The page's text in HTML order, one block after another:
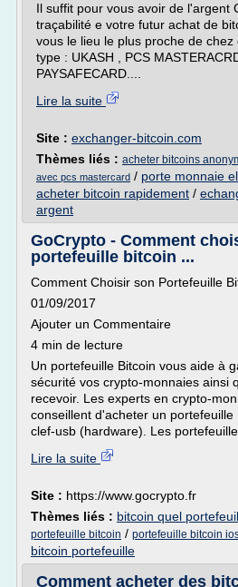
Il suffit pour vous avoir de l'argent
traçabilité e votre futur achat de
vous le lieu le plus proche de
type : UKASH , PCS
PAYSAFECARD....
Lire la suite
Site : exchanger-bitcoin.com
Thèmes liés : acheter bitcoins
avec pcs mastercard / porte monnaie
acheter bitcoin rapidement /
argent
GoCrypto - Comment
portefeuille bitcoin ...
Comment Choisir son Portefeuille
01/09/2017
Ajouter un Commentaire
4 min de lecture
Un portefeuille Bitcoin vous aide à
sécurité vos crypto-monnaies ainsi
recevoir. Les experts en crypto-
conseillent d'acheter un
clef-usb (hardware). Les
Lire la suite
Site : https://www.gocrypto.fr
Thèmes liés : bitcoin quel
portefeuille bitcoin / portefeuille bitcoin
bitcoin portefeuille
Comment acheter des